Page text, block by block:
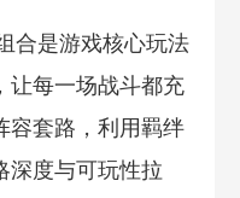
合是游戏核心玩法
让每一场战斗都充
容套路，利用羁绊
深度与可玩性拉